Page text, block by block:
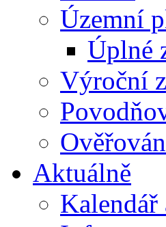
Územní
Úplné
Výroční
Aktuálně
Kalendář